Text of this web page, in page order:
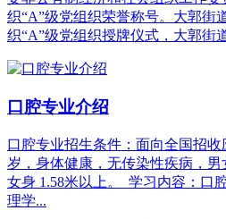
织“A”级党组织荣誉称号。大郭街
织“A”级党组织授牌仪式，大郭街
口腔专业介绍
口腔专业招生条件：面向全国招
岁，身体健康，无传染性疾病，男
女身 1.58米以上。 学习内容：口
理学...